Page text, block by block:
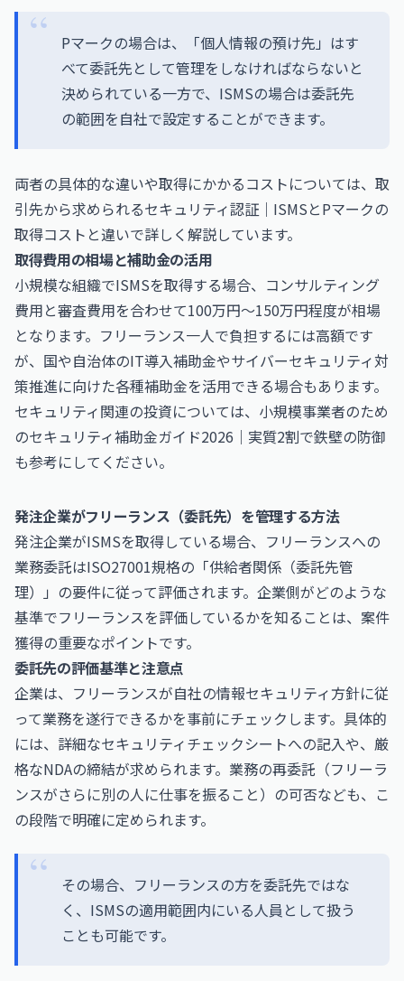
Pマークの場合は、「個人情報の預け先」はす
べて委託先として管理をしなければならないと
決められている一方で、ISMSの場合は委託先
の範囲を自社で設定することができます。
両者の具体的な違いや取得にかかるコストについては、 取
引先から求められるセキュリティ認証｜ISMSとPマークの
取得コストと違いで詳しく解説しています。
取得費用の相場と補助金の活用
小規模な組織でISMSを取得する場合、コンサルティング
費用と審査費用を合わせて100万円〜150万円程度が相場
となります。フリーランス一人で負担するには高額です
が、国や自治体のIT導入補助金やサイバーセキュリティ対
策推進に向けた各種補助金を活用できる場合もあります。
セキュリティ関連の投資については、 小規模事業者のため
のセキュリティ補助金ガイド2026｜実質2割で鉄壁の防御
も参考にしてください。
発注企業がフリーランス（委託先）を管理する方法
発注企業がISMSを取得している場合、フリーランスへの
業務委託はISO27001規格の「供給者関係（委託先管
理）」の要件に従って評価されます。企業側がどのような
基準でフリーランスを評価しているかを知ることは、案件
獲得の重要なポイントです。
委託先の評価基準と注意点
企業は、フリーランスが自社の情報セキュリティ方針に従
って業務を遂行できるかを事前にチェックします。具体的
には、詳細なセキュリティチェックシートへの記入や、厳
格なNDAの締結が求められます。業務の再委託（フリーラ
ンスがさらに別の人に仕事を振ること）の可否なども、こ
の段階で明確に定められます。
その場合、フリーランスの方を委託先ではな
く、ISMSの適用範囲内にいる人員として扱う
ことも可能です。